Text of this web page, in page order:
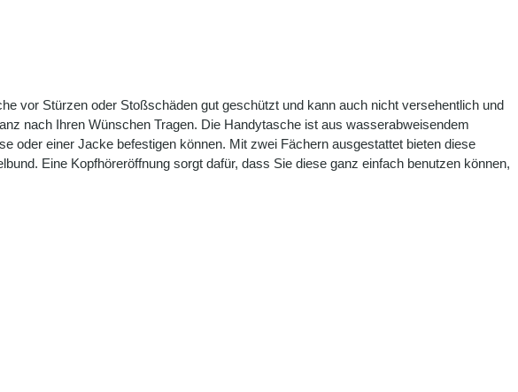
vor Stürzen oder Stoßschäden gut geschützt und kann auch nicht versehentlich und
nach Ihren Wünschen Tragen. Die Handytasche ist aus wasserabweisendem
oder einer Jacke befestigen können. Mit zwei Fächern ausgestattet bieten diese
Eine Kopfhöreröffnung sorgt dafür, dass Sie diese ganz einfach benutzen können,